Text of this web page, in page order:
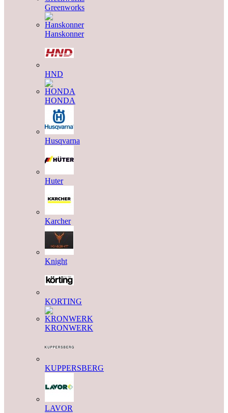
Greenworks
Hanskonner
HND
HONDA
Husqvarna
Huter
Karcher
Knight
KORTING
KRONWERK
KUPPERSBERG
LAVOR